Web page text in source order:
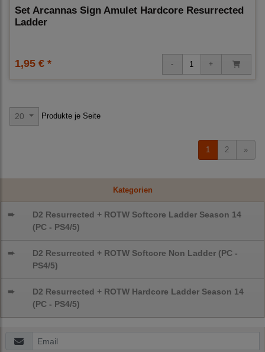
Kategorien
➨
D2 Resurrected + ROTW Softcore Ladder Season 14
(PC - PS4/5)
➨
D2 Resurrected + ROTW Softcore Non Ladder (PC -
PS4/5)
➨
D2 Resurrected + ROTW Hardcore Ladder Season 14
(PC - PS4/5)
Set Arcannas Sign Amulet Hardcore Resurrected
Ladder
1,95 € *
20 Produkte je Seite
1 2 »